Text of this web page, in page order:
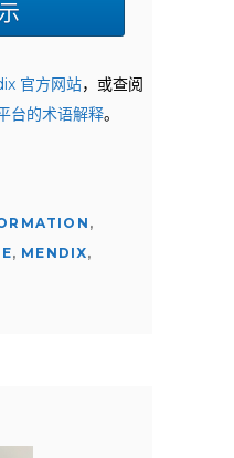
官方网站，或查阅
台的术语解释。
,
, MENDIX,